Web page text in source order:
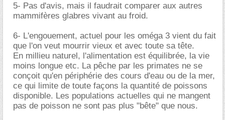
5- Pas d'avis, mais il faudrait comparer aux autres
mammifères glabres vivant au froid.
6- L'engouement, actuel pour les oméga 3 vient du fait
que l'on veut mourrir vieux et avec toute sa tête.
En millieu naturel, l'alimentation est équilibrée, la vie
moins longue etc. La pêche par les primates ne se
conçoit qu'en périphérie des cours d'eau ou de la mer,
ce qui limite de toute façons la quantité de poissons
disponible. Les populations actuelles qui ne mangent
pas de poisson ne sont pas plus "bête" que nous.